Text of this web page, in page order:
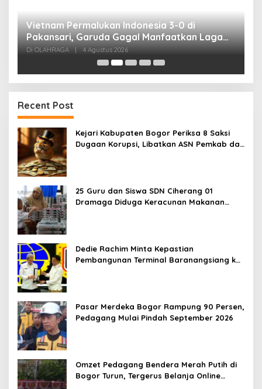
Vietnam Permalukan Indonesia 3-0 di
Pakansari, Garuda Gagal Manfaatkan Laga
Kandang
Di OLAHRAGA 4 Agustus 2026
Recent Post
Kejari Kabupaten Bogor Periksa 8 Saksi
Dugaan Korupsi, Libatkan ASN Pemkab dan
25 Guru dan Siswa SDN Ciherang 01
Dramaga Diduga Keracunan Makanan
Dedie Rachim Minta Kepastian
Pembangunan Terminal Baranangsiang ke
Pasar Merdeka Bogor Rampung 90 Persen,
Pedagang Mulai Pindah September 2026
Omzet Pedagang Bendera Merah Putih di
Bogor Turun, Tergerus Belanja Online